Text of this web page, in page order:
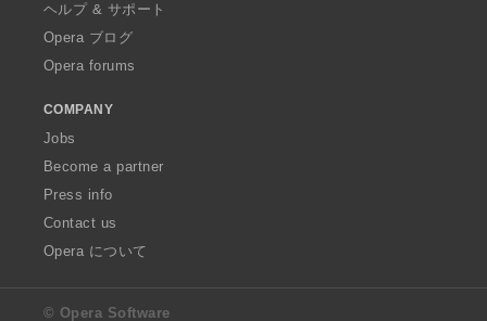
ヘルプ & サポート
Opera ブログ
Opera forums
COMPANY
Jobs
Become a partner
Press info
Contact us
Opera について
© Opera Software